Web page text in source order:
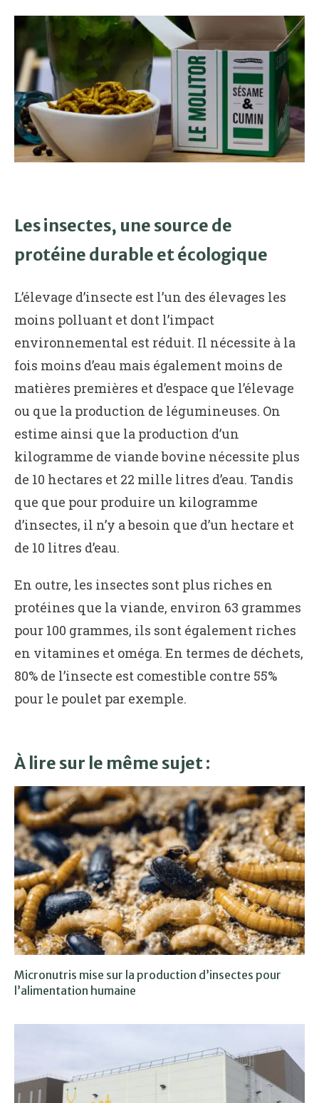
Les insectes, une source de
protéine durable et écologique
L’élevage d’insecte est l’un des élevages les
moins polluant et dont l’impact
environnemental est réduit. Il nécessite à la
fois moins d’eau mais également moins de
matières premières et d’espace que l’élevage
ou que la production de légumineuses. On
estime ainsi que la production d’un
kilogramme de viande bovine nécessite plus
de 10 hectares et 22 mille litres d’eau. Tandis
que que pour produire un kilogramme
d’insectes, il n’y a besoin que d’un hectare et
de 10 litres d’eau.
En outre, les insectes sont plus riches en
protéines que la viande, environ 63 grammes
pour 100 grammes, ils sont également riches
en vitamines et oméga. En termes de déchets,
80% de l’insecte est comestible contre 55%
pour le poulet par exemple.
À lire sur le même sujet :
Micronutris mise sur la production d’insectes pour
l’alimentation humaine